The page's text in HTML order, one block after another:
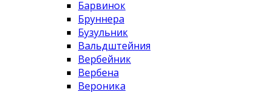
Барвинок
Бруннера
Бузульник
Вальдштейния
Вербейник
Вербена
Вероника